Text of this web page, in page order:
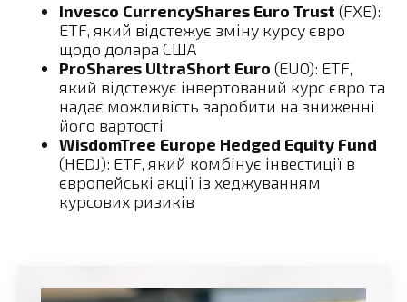
Invesco CurrencyShares Euro Trust (FXE):
ETF, який відстежує зміну курсу євро
щодо долара США
ProShares UltraShort Euro (EUO): ETF,
який відстежує інвертований курс євро та
надає можливість заробити на зниженні
його вартості
WisdomTree Europe Hedged Equity Fund
(HEDJ): ETF, який комбінує інвестиції в
європейські акції із хеджуванням
курсових ризиків